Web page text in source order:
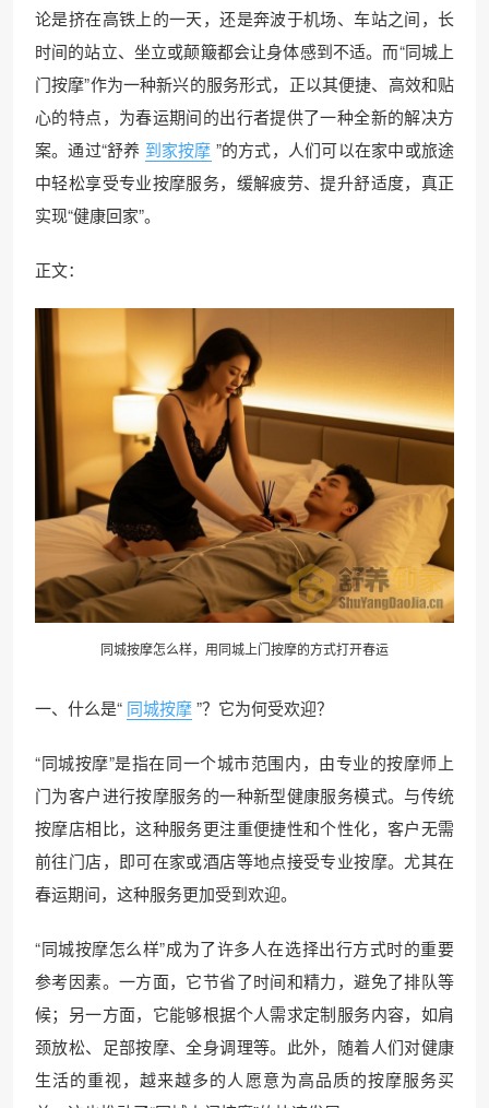
论是挤在高铁上的一天，还是奔波于机场、车站之间，长
时间的站立、坐立或颠簸都会让身体感到不适。而“同城上
门按摩”作为一种新兴的服务形式，正以其便捷、高效和贴
心的特点，为春运期间的出行者提供了一种全新的解决方
案。通过“舒养 到家按摩 ”的方式，人们可以在家中或旅途
中轻松享受专业按摩服务，缓解疲劳、提升舒适度，真正
实现“健康回家”。
正文：
同城按摩怎么样，用同城上门按摩的方式打开春运
一、什么是“ 同城按摩”？它为何受欢迎？
“同城按摩”是指在同一个城市范围内，由专业的按摩师上
门为客户进行按摩服务的一种新型健康服务模式。与传统
按摩店相比，这种服务更注重便捷性和个性化，客户无需
前往门店，即可在家或酒店等地点接受专业按摩。尤其在
春运期间，这种服务更加受到欢迎。
“同城按摩怎么样”成为了许多人在选择出行方式时的重要
参考因素。一方面，它节省了时间和精力，避免了排队等
候；另一方面，它能够根据个人需求定制服务内容，如肩
颈放松、足部按摩、全身调理等。此外，随着人们对健康
生活的重视，越来越多的人愿意为高品质的按摩服务买